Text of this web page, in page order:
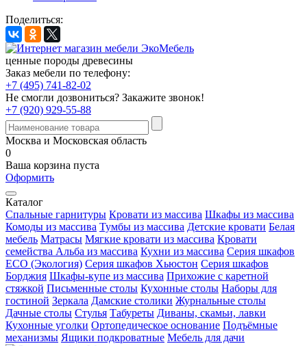
Поделиться:
ценные породы древесины
Заказ мебели по телефону:
+7 (495) 741-82-02
Не смогли дозвониться? Закажите звонок!
+7 (920) 929-55-88
Москва и Московская область
0
Ваша корзина пуста
Оформить
Каталог
Спальные гарнитуры Кровати из массива Шкафы из массива
Комоды из массива Тумбы из массива Детские кровати Белая
мебель Матрасы Мягкие кровати из массива Кровати
семейства Альба из массива Кухни из массива Серия шкафов
ECO (Экология) Серия шкафов Хьюстон Серия шкафов
Борджия Шкафы-купе из массива Прихожие с каретной
стяжкой Письменные столы Кухонные столы Наборы для
гостиной Зеркала Дамские столики Журнальные столы
Дачные столы Стулья Табуреты Диваны, скамьи, лавки
Кухонные уголки Ортопедическое основание Подъёмные
механизмы Ящики подкроватные Мебель для дачи